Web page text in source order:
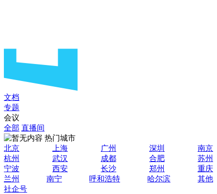
文档
专题
会议
全部 直播间
热门城市
北京
上海 广州 深圳
南京
杭州
武汉 成都 合肥
苏州
宁波
西安 长沙 郑州
重庆
兰州
南宁 呼和浩特 哈尔滨
其他
社企号